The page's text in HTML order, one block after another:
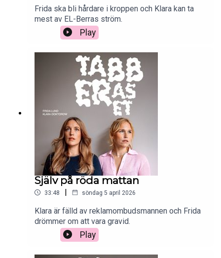
Frida ska bli hårdare i kroppen och Klara kan ta
mest av EL-Berras ström.
Play
Själv på röda mattan
33:48 | söndag 5 april 2026
Klara är fälld av reklamombudsmannen och Frida
drömmer om att vara gravid.
Play